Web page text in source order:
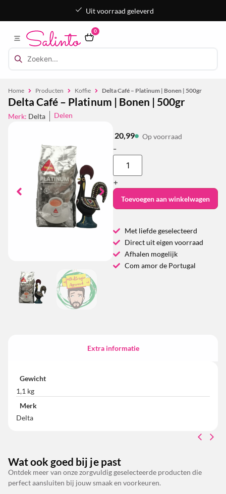
Uit voorraad geleverd
0
Home Producten Koffie Delta Café – Platinum | Bonen | 500gr
Delta Café – Platinum | Bonen | 500gr
Merk: Delta Delen
20,99 Op voorraad
-
+
Toevoegen aan winkelwagen
Met liefde geselecteerd
Direct uit eigen voorraad
Afhalen mogelijk
Com amor de Portugal
Extra informatie
Gewicht
1,1 kg
Merk
Delta
Wat ook goed bij je past
Ontdek meer van onze zorgvuldig geselecteerde producten die
perfect aansluiten bij jouw smaak en voorkeuren.